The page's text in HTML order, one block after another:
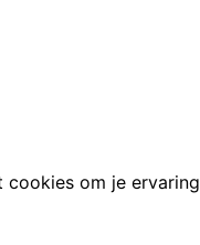
cookies om je ervaring